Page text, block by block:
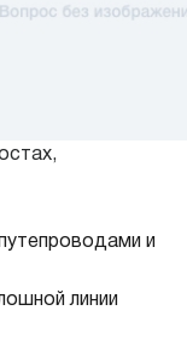
и
линии